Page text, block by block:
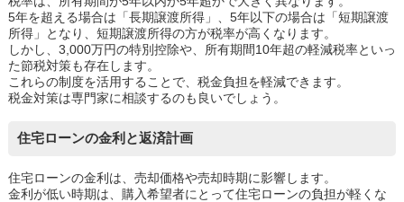
5年を超える場合は「長期譲渡所得」、5年以下の場合は「短期譲渡
所得」となり、短期譲渡所得の方が税率が高くなります。
しかし、3,000万円の特別控除や、所有期間10年超の軽減税率といっ
た節税対策も存在します。
これらの制度を活用することで、税金負担を軽減できます。
税金対策は専門家に相談するのも良いでしょう。
住宅ローンの金利と返済計画
住宅ローンの金利は、売却価格や売却時期に影響します。
金利が低い時期は、購入希望者にとって住宅ローンの負担が軽くな